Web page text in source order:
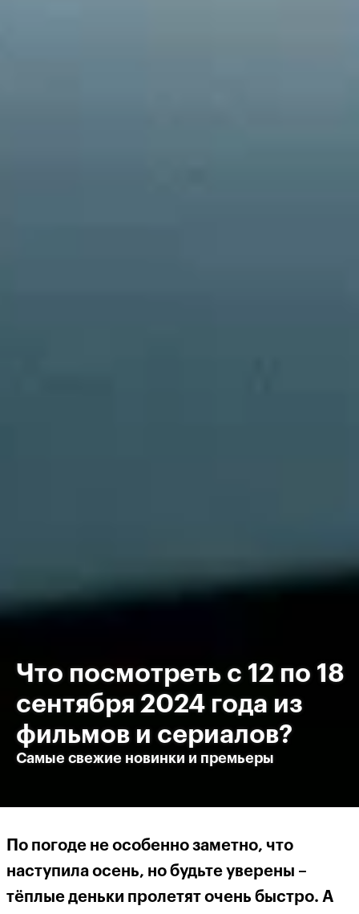
Что посмотреть с 12 по 18
сентября 2024 года из
фильмов и сериалов?
Самые свежие новинки и премьеры
По погоде не особенно заметно, что
наступила осень, но будьте уверены –
тёплые деньки пролетят очень быстро. А